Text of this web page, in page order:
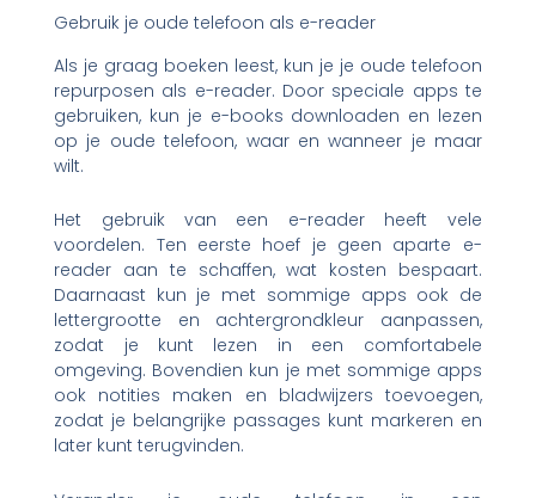
Gebruik je oude telefoon als e-reader
Als je graag boeken leest, kun je je oude telefoon
repurposen als e-reader. Door speciale apps te
gebruiken, kun je e-books downloaden en lezen
op je oude telefoon, waar en wanneer je maar
wilt.
Het gebruik van een e-reader heeft vele
voordelen. Ten eerste hoef je geen aparte e-
reader aan te schaffen, wat kosten bespaart.
Daarnaast kun je met sommige apps ook de
lettergrootte en achtergrondkleur aanpassen,
zodat je kunt lezen in een comfortabele
omgeving. Bovendien kun je met sommige apps
ook notities maken en bladwijzers toevoegen,
zodat je belangrijke passages kunt markeren en
later kunt terugvinden.